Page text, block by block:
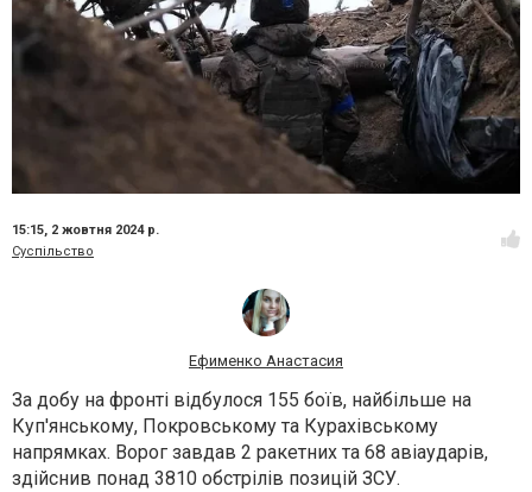
15:15, 2 жовтня 2024 р.
Суспільство
Ефименко Анастасия
За добу на фронті відбулося 155 боїв, найбільше на
Куп'янському, Покровському та Курахівському
напрямках. Ворог завдав 2 ракетних та 68 авіаударів,
здійснив понад 3810 обстрілів позицій ЗСУ.